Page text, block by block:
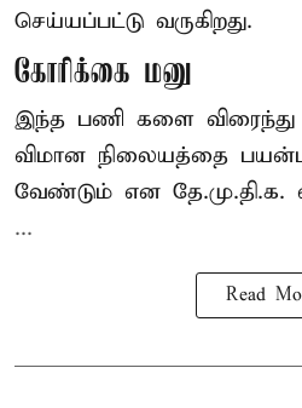
செய்யப்பட்டு வருகிறது.
கோரிக்கை மனு
இந்த பணி களை விரைந்து
விமான நிலையத்தை
வேண்டும் என தே.மு.தி.க.
...
Read